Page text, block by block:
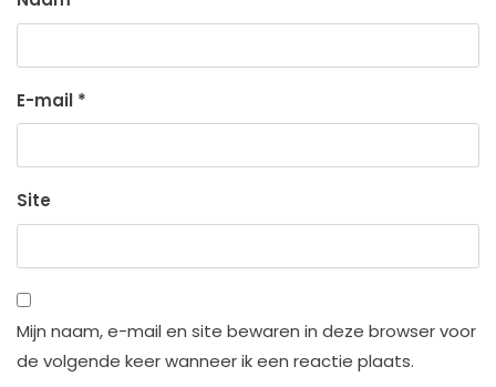
E-mail *
Site
Mijn naam, e-mail en site bewaren in deze browser voor
de volgende keer wanneer ik een reactie plaats.